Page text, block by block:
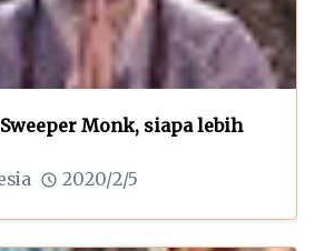
Monk, siapa lebih
2020/2/5